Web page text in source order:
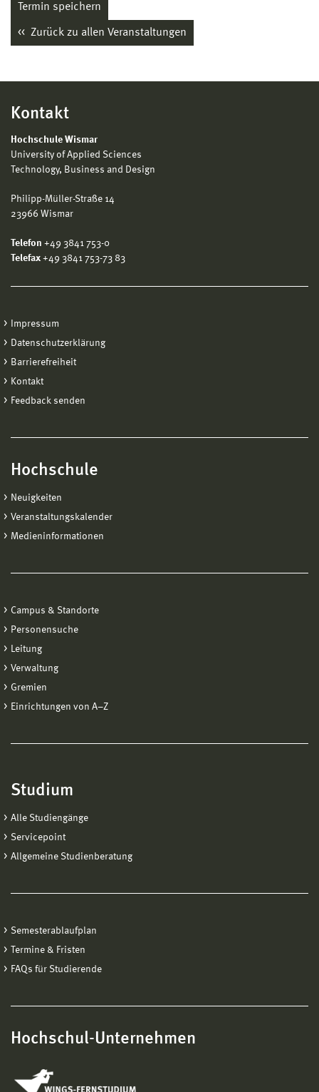
Termin speichern
Zurück zu allen Veranstaltungen
Kontakt
Hochschule Wismar
University of Applied Sciences
Technology, Business and Design
Philipp-Müller-Straße 14
23966 Wismar
Telefon +49 3841 753-0
Telefax +49 3841 753-73 83
Impressum
Datenschutzerklärung
Barrierefreiheit
Kontakt
Feedback senden
Hochschule
Neuigkeiten
Veranstaltungskalender
Medieninformationen
Campus & Standorte
Personensuche
Leitung
Verwaltung
Gremien
Einrichtungen von A−Z
Studium
Alle Studiengänge
Servicepoint
Allgemeine Studienberatung
Semesterablaufplan
Termine & Fristen
FAQs für Studierende
Hochschul-Unternehmen